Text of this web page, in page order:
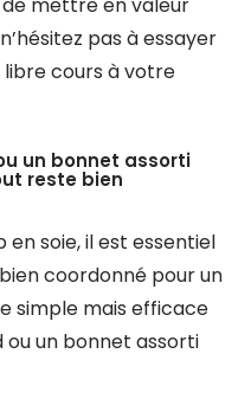
pas à essayer
cours à votre
un bonnet assorti
reste bien
en soie, il est essentiel
coordonné pour un
simple mais efficace
un bonnet assorti